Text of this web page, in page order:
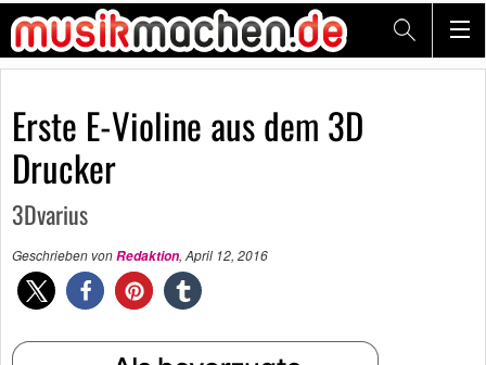
Erste E-Violine aus dem 3D
Drucker
3Dvarius
Geschrieben vonRedaktion, April 12, 2016